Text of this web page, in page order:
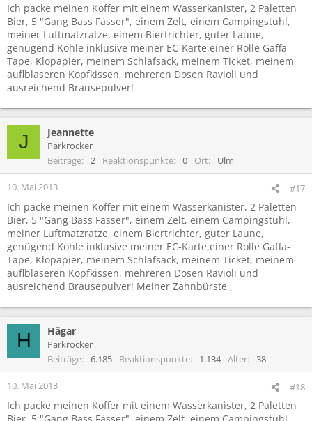
Ich packe meinen Koffer mit einem Wasserkanister, 2 Paletten
Bier, 5 "Gang Bass Fässer", einem Zelt, einem Campingstuhl,
meiner Luftmatzratze, einem Biertrichter, guter Laune,
genügend Kohle inklusive meiner EC-Karte,einer Rolle Gaffa-
Tape, Klopapier, meinem Schlafsack, meinem Ticket, meinem
auflblaseren Kopfkissen, mehreren Dosen Ravioli und
ausreichend Brausepulver!
J Jeannette
Parkrocker
Beiträge
2 Reaktionspunkte 0 Ort Ulm
10. Mai 2013 #17
Ich packe meinen Koffer mit einem Wasserkanister, 2 Paletten
Bier, 5 "Gang Bass Fässer", einem Zelt, einem Campingstuhl,
meiner Luftmatzratze, einem Biertrichter, guter Laune,
genügend Kohle inklusive meiner EC-Karte,einer Rolle Gaffa-
Tape, Klopapier, meinem Schlafsack, meinem Ticket, meinem
auflblaseren Kopfkissen, mehreren Dosen Ravioli und
ausreichend Brausepulver! Meiner Zahnbürste ,
H Hägar
Parkrocker
Beiträge
6.185 Reaktionspunkte 1.134 Alter 38
10. Mai 2013 #18
Ich packe meinen Koffer mit einem Wasserkanister, 2 Paletten